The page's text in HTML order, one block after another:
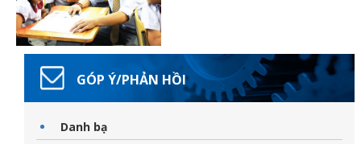
GÓP Ý/PHẢN HỒI
Danh bạ